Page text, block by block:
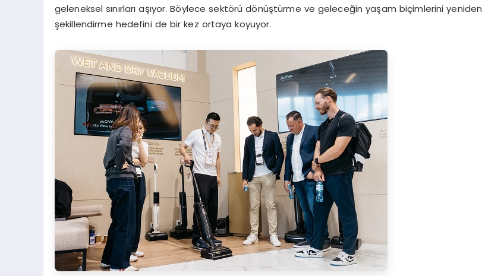
geleneksel sınırları aşıyor. Böylece sektörü dönüştürme ve geleceğin yaşam biçimlerini yeniden
şekillendirme hedefini de bir kez ortaya koyuyor.